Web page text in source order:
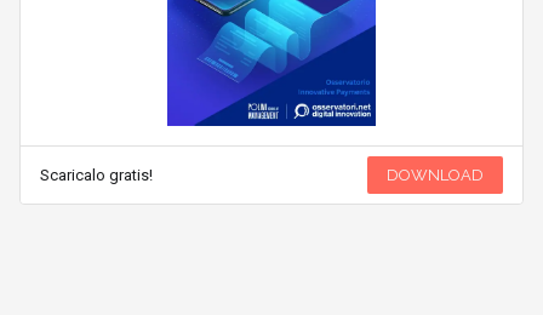
Scaricalo gratis! DOWNLOAD